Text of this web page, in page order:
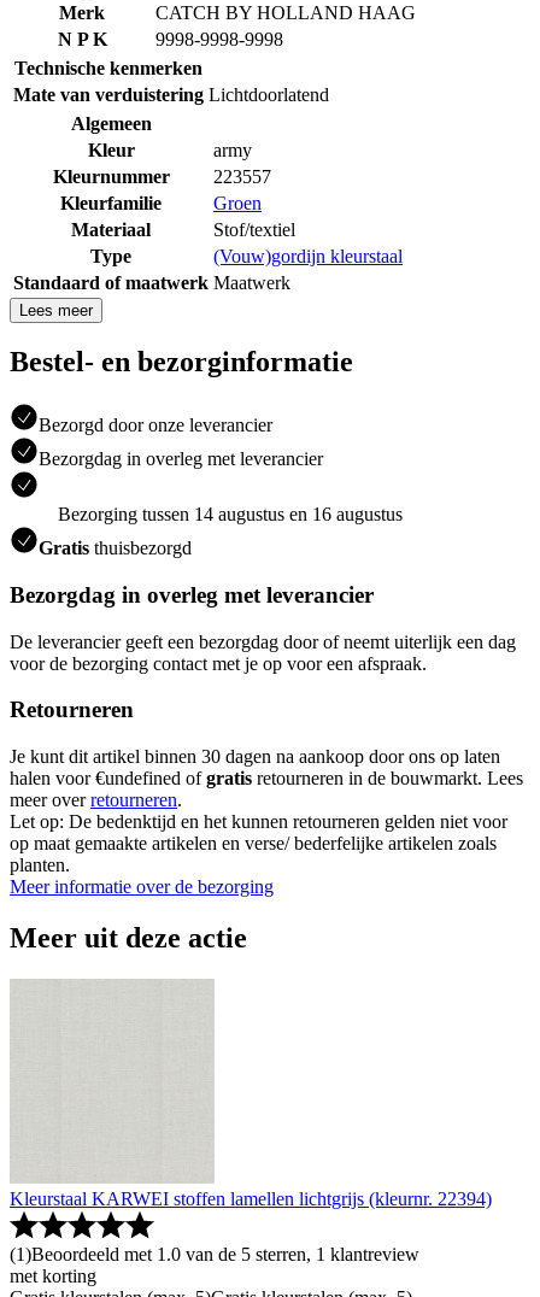
Merk
CATCH BY HOLLAND HAAG
N P K
9998-9998-9998
Technische kenmerken
Mate van verduistering Lichtdoorlatend
Algemeen
Kleur
army
Kleurnummer
223557
Kleurfamilie
Groen
Materiaal
Stof/textiel
Type
(Vouw)gordijn kleurstaal
Standaard of maatwerk Maatwerk
Lees meer
Bestel- en bezorginformatie
Bezorgd door onze leverancier
Bezorgdag in overleg met leverancier
Bezorging tussen 14 augustus en 16 augustus
Gratis thuisbezorgd
Bezorgdag in overleg met leverancier
De leverancier geeft een bezorgdag door of neemt uiterlijk een dag
voor de bezorging contact met je op voor een afspraak.
Retourneren
Je kunt dit artikel binnen 30 dagen na aankoop door ons op laten
halen voor €undefined ofgratis retourneren in de bouwmarkt. Lees
meer overretourneren.
Let op: De bedenktijd en het kunnen retourneren gelden niet voor
op maat gemaakte artikelen en verse/ bederfelijke artikelen zoals
planten.
Meer informatie over de bezorging
Meer uit deze actie
Kleurstaal KARWEI stoffen lamellen lichtgrijs (kleurnr. 22394)
(1)Beoordeeld met 1.0 van de 5 sterren, 1 klantreview
met korting